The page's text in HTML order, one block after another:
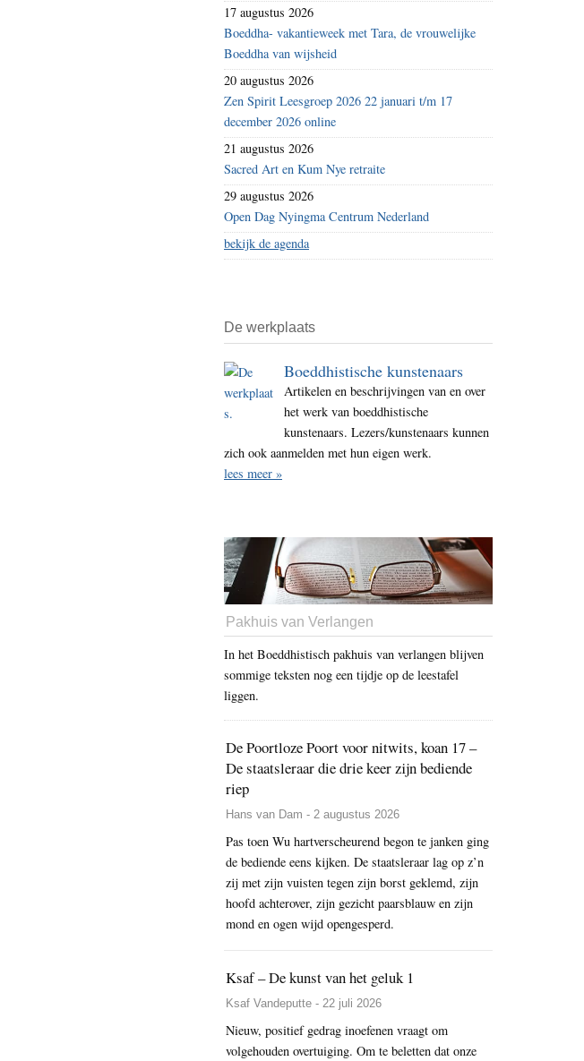
17 augustus 2026
Boeddha- vakantieweek met Tara, de vrouwelijke
Boeddha van wijsheid
20 augustus 2026
Zen Spirit Leesgroep 2026 22 januari t/m 17
december 2026 online
21 augustus 2026
Sacred Art en Kum Nye retraite
29 augustus 2026
Open Dag Nyingma Centrum Nederland
bekijk de agenda
De werkplaats
Boeddhistische kunstenaars
Artikelen en beschrijvingen van en over
het werk van boeddhistische
kunstenaars. Lezers/kunstenaars kunnen
zich ook aanmelden met hun eigen werk.
lees meer »
Pakhuis van Verlangen
In het Boeddhistisch pakhuis van verlangen blijven
sommige teksten nog een tijdje op de leestafel
liggen.
De Poortloze Poort voor nitwits, koan 17 –
De staatsleraar die drie keer zijn bediende
riep
Hans van Dam - 2 augustus 2026
Pas toen Wu hartverscheurend begon te janken ging
de bediende eens kijken. De staatsleraar lag op z’n
zij met zijn vuisten tegen zijn borst geklemd, zijn
hoofd achterover, zijn gezicht paarsblauw en zijn
mond en ogen wijd opengesperd.
Ksaf – De kunst van het geluk 1
Ksaf Vandeputte - 22 juli 2026
Nieuw, positief gedrag inoefenen vraagt om
volgehouden overtuiging. Om te beletten dat onze